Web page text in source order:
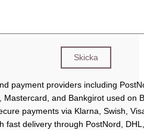
payments via Klarna, Swish,
fast delivery through PostNord,